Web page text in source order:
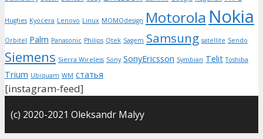
Hughes Kyocera Lenovo Linux MOMOdesign Motorola Nokia
Orbitel Palm Panasonic Philips Qtek Sagem Samsung satellite Sendo
Siemens Sierra Wireless Sony SonyEricsson Symbian Telit Toshiba
Trium Ubiquam WM статья
[instagram-feed]
(с) 2020-2021 Oleksandr Malyy